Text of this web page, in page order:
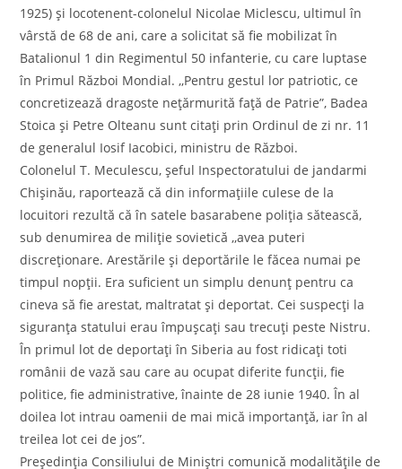
1925) și locotenent-colonelul Nicolae Miclescu, ultimul în
vârstă de 68 de ani, care a solicitat să fie mobilizat în
Batalionul 1 din Regimentul 50 infanterie, cu care luptase
în Primul Război Mondial. ,,Pentru gestul lor patriotic, ce
concretizează dragoste nețărmurită față de Patrie”, Badea
Stoica şi Petre Olteanu sunt citați prin Ordinul de zi nr. 11
de generalul Iosif Iacobici, ministru de Război.
Colonelul T. Meculescu, şeful Inspectoratului de jandarmi
Chişinău, raportează că din informaţiile culese de la
locuitori rezultă că în satele basarabene poliţia sătească,
sub denumirea de miliţie sovietică ,,avea puteri
discreţionare. Arestările şi deportările le făcea numai pe
timpul nopţii. Era suficient un simplu denunţ pentru ca
cineva să fie arestat, maltratat şi deportat. Cei suspecţi la
siguranţa statului erau împuşcaţi sau trecuţi peste Nistru.
În primul lot de deportaţi în Siberia au fost ridicaţi toti
românii de vază sau care au ocupat diferite funcţii, fie
politice, fie administrative, înainte de 28 iunie 1940. În al
doilea lot intrau oamenii de mai mică importanţă, iar în al
treilea lot cei de jos”.
Preşedinţia Consiliului de Miniştri comunică modalităţile de